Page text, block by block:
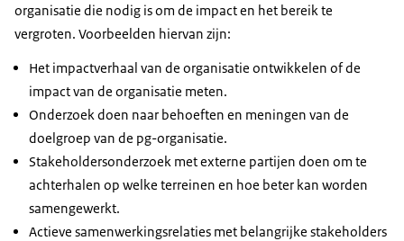
staat de PG-organisatie voor? Waar wil je naar
toe, en wat heb je daarvoor nodig? PGOsupport
helpt je hier gratis bij. Hieruit rolt een actieplan,
ook wel veranderopgave. Welke activiteiten en
stappen zijn nodig om nog sterker te worden en
de maatschappelijke doelen beter te bereiken?
Je moet de subsidie binnen twee jaar gebruiken.
Wij beoordelen het plan op kwaliteit en
haalbaarheid en bepalen of jouw organisatie de
subsidie krijgt. Deze projectsubsidie kun je vanaf
organisatie die nodig is om de impact en het bereik te
vergroten. Voorbeelden hiervan zijn:
Het impactverhaal van de organisatie ontwikkelen of de
impact van de organisatie meten.
Onderzoek doen naar behoeften en meningen van de
doelgroep van de pg-organisatie.
Stakeholdersonderzoek met externe partijen doen om te
achterhalen op welke terreinen en hoe beter kan worden
samengewerkt.
Actieve samenwerkingsrelaties met belangrijke stakeholders